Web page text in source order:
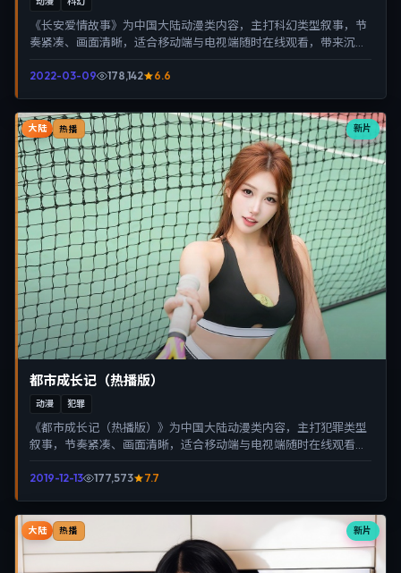
《长安爱情故事》为中国大陆动漫类内容，主打科幻类型叙事，节
奏紧凑、画面清晰，适合移动端与电视端随时在线观看，带来沉浸
2022-03-09 178,142 6.6
新片
大陆 热播
都市成长记（热播版）
动漫 犯罪
《都市成长记（热播版）》为中国大陆动漫类内容，主打犯罪类型
叙事，节奏紧凑、画面清晰，适合移动端与电视端随时在线观看，
2019-12-13 177,573 7.7
新片
大陆 热播